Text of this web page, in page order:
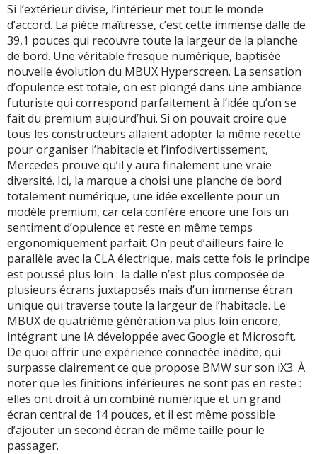
Si l’extérieur divise, l’intérieur met tout le monde
d’accord. La pièce maîtresse, c’est cette immense dalle de
39,1 pouces qui recouvre toute la largeur de la planche
de bord. Une véritable fresque numérique, baptisée
nouvelle évolution du MBUX Hyperscreen. La sensation
d’opulence est totale, on est plongé dans une ambiance
futuriste qui correspond parfaitement à l’idée qu’on se
fait du premium aujourd’hui. Si on pouvait croire que
tous les constructeurs allaient adopter la même recette
pour organiser l’habitacle et l’infodivertissement,
Mercedes prouve qu’il y aura finalement une vraie
diversité. Ici, la marque a choisi une planche de bord
totalement numérique, une idée excellente pour un
modèle premium, car cela confère encore une fois un
sentiment d’opulence et reste en même temps
ergonomiquement parfait. On peut d’ailleurs faire le
parallèle avec la CLA électrique, mais cette fois le principe
est poussé plus loin : la dalle n’est plus composée de
plusieurs écrans juxtaposés mais d’un immense écran
unique qui traverse toute la largeur de l’habitacle. Le
MBUX de quatrième génération va plus loin encore,
intégrant une IA développée avec Google et Microsoft.
De quoi offrir une expérience connectée inédite, qui
surpasse clairement ce que propose BMW sur son iX3. À
noter que les finitions inférieures ne sont pas en reste :
elles ont droit à un combiné numérique et un grand
écran central de 14 pouces, et il est même possible
d’ajouter un second écran de même taille pour le
passager.